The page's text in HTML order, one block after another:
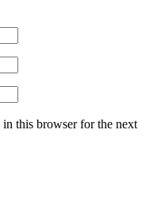
in this browser for the next